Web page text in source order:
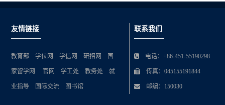
友情链接
教育部 学位网 学信网 研招网 国
家留学网 官网 学工处 教务处 就
业指导 国际交流 图书馆
联系我们
电话：+86-451-55190298
传真：045155191844
邮编：150030